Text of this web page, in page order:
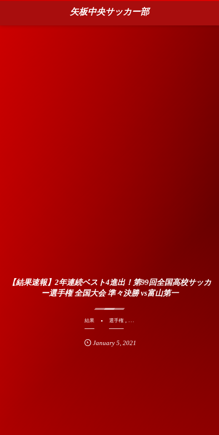
矢板中央サッカー部
【結果速報】2年連続ベスト4進出！第99回全国高校サッカ
ー選手権 全国大会 準々決勝 vs富山第一
結果 選手権
January 5 ,2021